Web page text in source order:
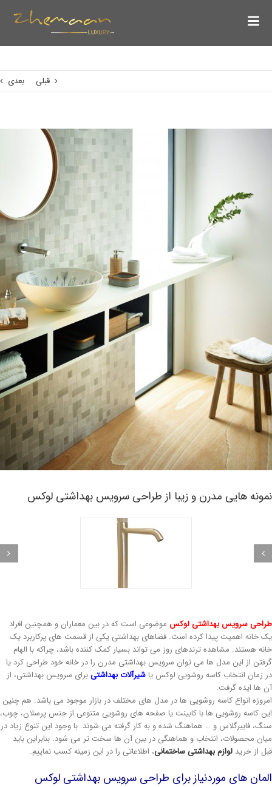
قبلی بعدی
هایی مدرن و زیبا از طراحی سرویس بهداشتی لوکس
سرویس بهداشتی لوکسموضوعی است که در بین معماران و همچنین افراد
خانه اهمیت پیدا کرده است. فضاهای بهداشتی یکی از قسمت های پرکاربرد یک
هستند. مشاهده ترندهای روز می تواند بسیار کمک کننده باشد، چراکه با الهام
از این مدل ها می توان سرویس بهداشتی مدرن را در خانه خود طراحی کرد یا
زمان انتخاب کاسه روشویی لوکس یاشیرآلات بهداشتیبرای سرویس بهداشتی، از
ها ایده گرفت.
انواع کاسه روشویی ها در مدل های مختلف در بازار موجود می باشد. هم چنین
کاسه روشویی ها با کابینت یا صفحه های روشویی متنوعی از جنس پرسلان، چوب،
فایبرگلاس و … هماهنگ شده و به کار گرفته می شوند. با وجود این تنوع زیاد در
محصولات، انتخاب و هماهنگی در بین آن ها سخت تر می شود. بنابراین باید
از خریدلوازم بهداشتی ساختمانی، اطلاعاتی را در این زمینه کسب نماییم.
های موردنیاز برای طراحی سرویس بهداشتی لوکس